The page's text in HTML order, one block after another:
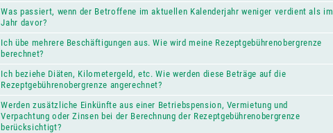
Was passiert, wenn der Betroffene im aktuellen Kalenderjahr weniger verdient als im
Jahr davor?
Ich übe mehrere Beschäftigungen aus. Wie wird meine Rezeptgebührenobergrenze
berechnet?
Ich beziehe Diäten, Kilometergeld, etc. Wie werden diese Beträge auf die
Rezeptgebührenobergrenze angerechnet?
Werden zusätzliche Einkünfte aus einer Betriebspension, Vermietung und
Verpachtung oder Zinsen bei der Berechnung der Rezeptgebührenobergrenze
berücksichtigt?